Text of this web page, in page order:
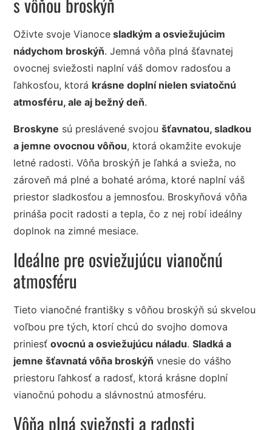
Oživte svoje Vianoce sladkým a osviežujúcim
nádychom broskýň. Jemná vôňa plná šťavnatej
ovocnej sviežosti naplní váš domov radosťou a
ľahkosťou, ktorá krásne doplní nielen sviatočnú
atmosféru, ale aj bežný deň.
Broskyne sú preslávené svojoušťavnatou, sladkou
a jemne ovocnou vôňou, ktorá okamžite evokuje
letné radosti. Vôňa broskýň je ľahká a svieža, no
zároveň má plné a bohaté aróma, ktoré naplní váš
priestor sladkosťou a jemnosťou. Broskyňová vôňa
prináša pocit radosti a tepla, čo z nej robí ideálny
doplnok na zimné mesiace.
Ideálne pre osviežujúcu vianočnú
atmosféru
Tieto vianočné františky s vôňou broskýň sú skvelou
voľbou pre tých, ktorí chcú do svojho domova
priniesťovocnú a osviežujúcu náladu.Sladká a
jemne šťavnatá vôňa broskýň vnesie do vášho
priestoru ľahkosť a radosť, ktorá krásne doplní
vianočnú pohodu a slávnostnú atmosféru.
Vôňa plná sviežosti a radosti